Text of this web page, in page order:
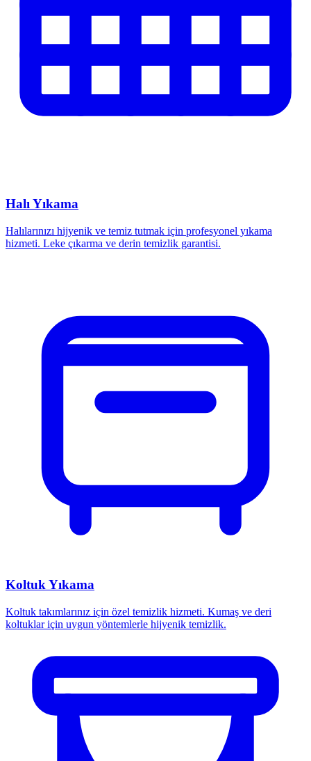
Halı Yıkama
Halılarınızı hijyenik ve temiz tutmak için profesyonel yıkama
hizmeti. Leke çıkarma ve derin temizlik garantisi.
Koltuk Yıkama
Koltuk takımlarınız için özel temizlik hizmeti. Kumaş ve deri
koltuklar için uygun yöntemlerle hijyenik temizlik.